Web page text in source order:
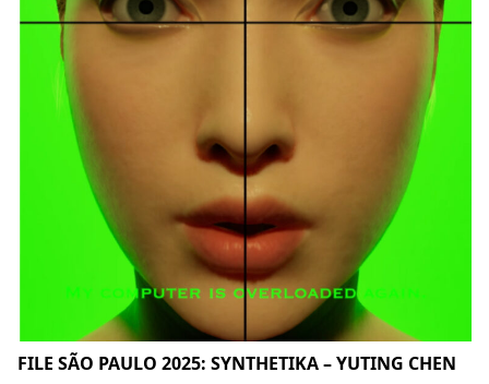
FILE SÃO PAULO 2025: SYNTHETIKA – YUTING CHEN